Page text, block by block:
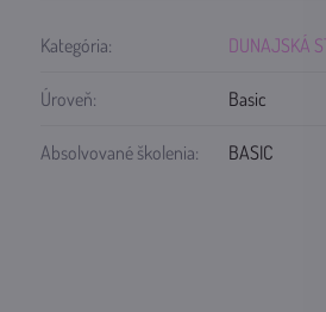
Kategória: DUNAJSKÁ
Úroveň: Basic
Absolvované školenia: BASIC